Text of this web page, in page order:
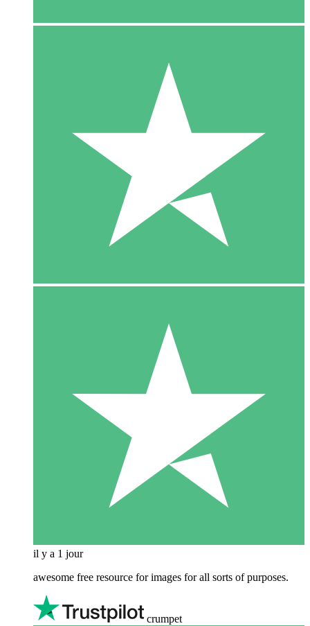
il y a 1 jour
awesome free resource for images for all sorts of purposes.
crumpet